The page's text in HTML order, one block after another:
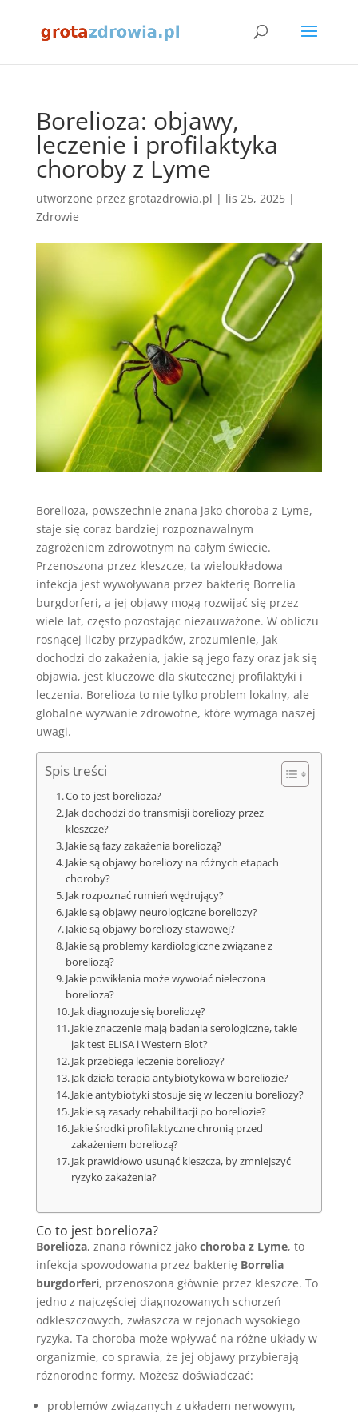
Borelioza: objawy,
leczenie i profilaktyka
choroby z Lyme
utworzone przez grotazdrowia.pl | lis 25, 2025|
Zdrowie
Borelioza, powszechnie znana jako choroba z Lyme,
staje się coraz bardziej rozpoznawalnym
zagrożeniem zdrowotnym na całym świecie.
Przenoszona przez kleszcze, ta wieloukładowa
infekcja jest wywoływana przez bakterię Borrelia
burgdorferi, a jej objawy mogą rozwijać się przez
wiele lat, często pozostając niezauważone. W obliczu
rosnącej liczby przypadków, zrozumienie, jak
dochodzi do zakażenia, jakie są jego fazy oraz jak się
objawia, jest kluczowe dla skutecznej profilaktyki i
leczenia. Borelioza to nie tylko problem lokalny, ale
globalne wyzwanie zdrowotne, które wymaga naszej
uwagi.
Spis treści
Co to jest borelioza?
Jak dochodzi do transmisji boreliozy przez
kleszcze?
Jakie są fazy zakażenia boreliozą?
Jakie są objawy boreliozy na różnych etapach
choroby?
Jak rozpoznać rumień wędrujący?
Jakie są objawy neurologiczne boreliozy?
Jakie są objawy boreliozy stawowej?
Jakie są problemy kardiologiczne związane z
boreliozą?
Jakie powikłania może wywołać nieleczona
borelioza?
Jak diagnozuje się boreliozę?
Jakie znaczenie mają badania serologiczne, takie
jak test ELISA i Western Blot?
Jak przebiega leczenie boreliozy?
Jak działa terapia antybiotykowa w boreliozie?
Jakie antybiotyki stosuje się w leczeniu boreliozy?
Jakie są zasady rehabilitacji po boreliozie?
Jakie środki profilaktyczne chronią przed
zakażeniem boreliozą?
Jak prawidłowo usunąć kleszcza, by zmniejszyć
ryzyko zakażenia?
Co to jest borelioza?
Borelioza, znana również jako choroba z Lyme, to
infekcja spowodowana przez bakterię Borrelia
burgdorferi, przenoszona głównie przez kleszcze. To
jedno z najczęściej diagnozowanych schorzeń
odkleszczowych, zwłaszcza w rejonach wysokiego
ryzyka. Ta choroba może wpływać na różne układy w
organizmie, co sprawia, że jej objawy przybierają
różnorodne formy. Możesz doświadczać:
problemów związanych z układem nerwowym,